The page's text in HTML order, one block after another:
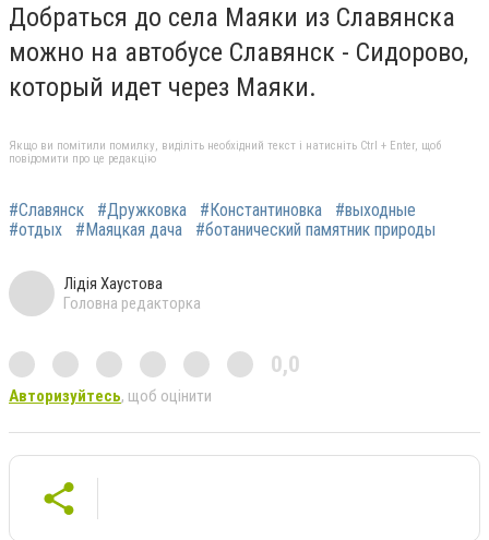
Добраться до села Маяки из Славянска
можно на автобусе Славянск - Сидорово,
который идет через Маяки.
Якщо ви помітили помилку, виділіть необхідний текст і натисніть Ctrl + Enter, щоб
повідомити про це редакцію
#Славянск #Дружковка #Константиновка
#выходные
#отдых
#Маяцкая дача #ботанический памятник природы
Лідія Хаустова
Головна редакторка
0,0
Авторизуйтесь, щоб оцінити